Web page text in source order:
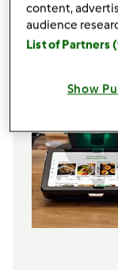
content,
audience
List of Partners
Show